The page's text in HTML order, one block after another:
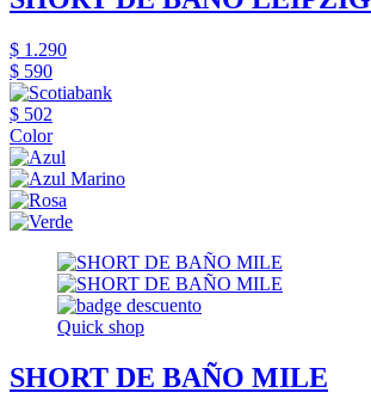
$ 1.290
$ 590
$ 502
Color
Quick shop
SHORT DE BAÑO MILE